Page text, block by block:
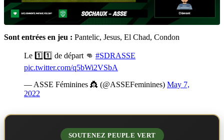
Sont entrées en jeu : Pantelic, Jesus, El Chad, Condon
Le 1️⃣1️⃣ de départ 👊 #SDRASSE
pic.twitter.com/q5bWi2VSbA
— ASSE Féminines 👸 (@ASSEFeminines) May 7,
2022
SOUTENEZ PEUPLE VERT